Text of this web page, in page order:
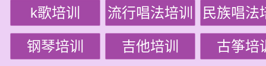
k歌培训 流行唱法培训 民族唱法
钢琴培训 吉他培训 古筝培